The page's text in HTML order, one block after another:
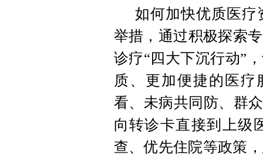
如何加快优质医疗
举措，通过积极探索
诊疗“四大下沉行动”
质、更加便捷的医
看、未病共同防、群
向转诊卡直接到上级
查、优先住院等政策